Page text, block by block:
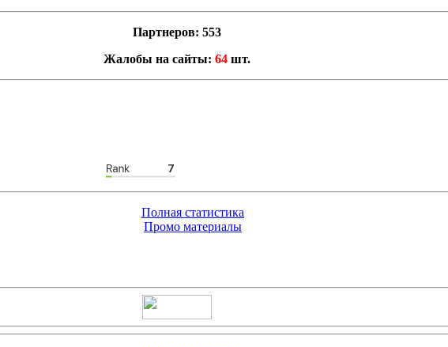
Партнеров: 553
Жалобы на сайты: 64 шт.
Полная статистика
Промо материалы